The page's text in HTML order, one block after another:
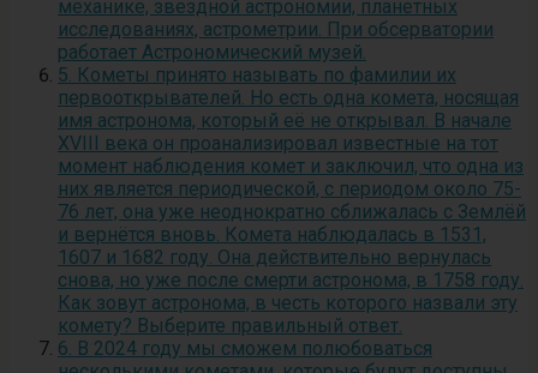
механике, звездной астрономии, планетных
исследованиях, астрометрии. При обсерватории
работает Астрономический музей.
5. Кометы принято называть по фамилии их
первооткрывателей. Но есть одна комета, носящая
имя астронома, который её не открывал. В начале
XVIII века он проанализировал известные на тот
момент наблюдения комет и заключил, что одна из
них является периодической, с периодом около 75-
76 лет, она уже неоднократно сближалась с Землёй
и вернётся вновь. Комета наблюдалась в 1531,
1607 и 1682 году. Она действительно вернулась
снова, но уже после смерти астронома, в 1758 году.
Как зовут астронома, в честь которого назвали эту
комету? Выберите правильный ответ.
6. В 2024 году мы сможем полюбоваться